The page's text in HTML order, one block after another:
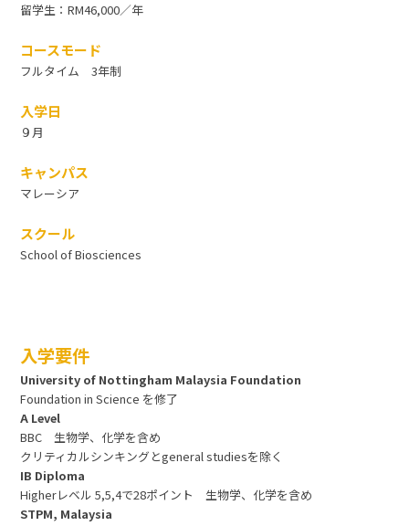
留学生：RM46,000／年
コースモード
フルタイム 3年制
入学日
９月
キャンパス
マレーシア
スクール
School of Biosciences
入学要件
University of Nottingham Malaysia Foundation
Foundation in Science を修了
A Level
BBC 生物学、化学を含め
クリティカルシンキングとgeneral studiesを除く
IB Diploma
Higherレベル 5,5,4で28ポイント 生物学、化学を含め
STPM, Malaysia